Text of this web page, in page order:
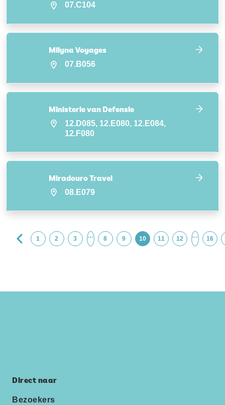
07.C104
Milyna Voyages
07.B056
Ministerie van Defensie
12.D085, 12.E080, 12.E084,
12.F080
Miradouro Travel
08.E079
1 2 3 … 8 9 10 11 12 … 16
Direct naar
Bezoekers